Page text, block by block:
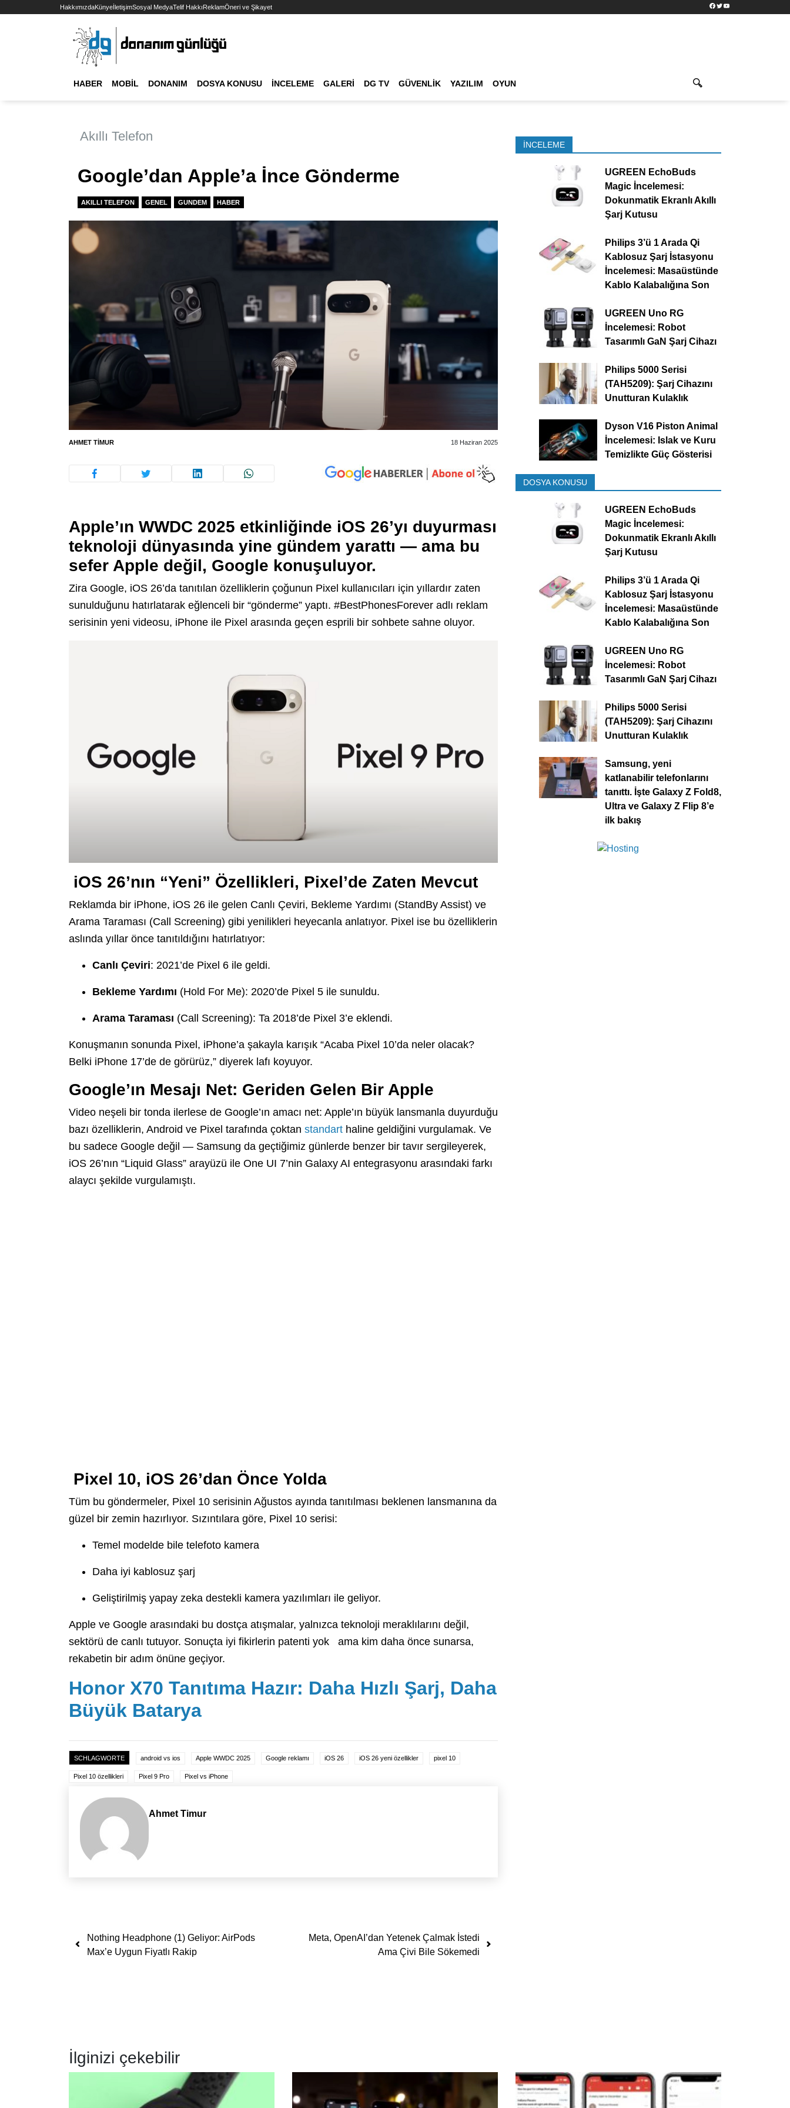
HakkımızdaKünyeİletişimSosyal MedyaTelif HakkıReklamÖneri ve Şikayet Facebook
TwitterYouTube
HABER MOBIL DONANIM DOSYA KONUSU İNCELEME GALERI DG TV GÜVENLIK YAZILIM OYUN
Akıllı Telefon
Google’dan Apple’a İnce Gönderme
AKILLI TELEFON GENEL GUNDEM HABER
AHMET TIMUR 18 Haziran 2025
Apple’ın WWDC 2025 etkinliğinde iOS 26’yı duyurması
teknoloji dünyasında yine gündem yarattı — ama bu
sefer Apple değil, Google konuşuluyor.
Zira Google, iOS 26’da tanıtılan özelliklerin çoğunun Pixel kullanıcıları için yıllardır zaten
sunulduğunu hatırlatarak eğlenceli bir “gönderme” yaptı. #BestPhonesForever adlı reklam
serisinin yeni videosu, iPhone ile Pixel arasında geçen esprili bir sohbete sahne oluyor.
iOS 26’nın “Yeni” Özellikleri, Pixel’de Zaten Mevcut
Reklamda bir iPhone, iOS 26 ile gelen Canlı Çeviri, Bekleme Yardımı (StandBy Assist) ve
Arama Taraması (Call Screening) gibi yenilikleri heyecanla anlatıyor. Pixel ise bu özelliklerin
aslında yıllar önce tanıtıldığını hatırlatıyor:
Canlı Çeviri: 2021’de Pixel 6 ile geldi.
Bekleme Yardımı (Hold For Me): 2020’de Pixel 5 ile sunuldu.
Arama Taraması (Call Screening): Ta 2018’de Pixel 3’e eklendi.
Konuşmanın sonunda Pixel, iPhone’a şakayla karışık “Acaba Pixel 10’da neler olacak?
Belki iPhone 17’de de görürüz,” diyerek lafı koyuyor.
Google’ın Mesajı Net: Geriden Gelen Bir Apple
Video neşeli bir tonda ilerlese de Google’ın amacı net: Apple’ın büyük lansmanla duyurduğu
bazı özelliklerin, Android ve Pixel tarafında çoktan standart haline geldiğini vurgulamak. Ve
bu sadece Google değil — Samsung da geçtiğimiz günlerde benzer bir tavır sergileyerek,
iOS 26’nın “Liquid Glass” arayüzü ile One UI 7’nin Galaxy AI entegrasyonu arasındaki farkı
alaycı şekilde vurgulamıştı.
Pixel 10, iOS 26’dan Önce Yolda
Tüm bu göndermeler, Pixel 10 serisinin Ağustos ayında tanıtılması beklenen lansmanına da
güzel bir zemin hazırlıyor. Sızıntılara göre, Pixel 10 serisi:
Temel modelde bile telefoto kamera
Daha iyi kablosuz şarj
Geliştirilmiş yapay zeka destekli kamera yazılımları ile geliyor.
Apple ve Google arasındaki bu dostça atışmalar, yalnızca teknoloji meraklılarını değil,
sektörü de canlı tutuyor. Sonuçta iyi fikirlerin patenti yok ama kim daha önce sunarsa,
rekabetin bir adım önüne geçiyor.
Honor X70 Tanıtıma Hazır: Daha Hızlı Şarj, Daha
Büyük Batarya
SCHLAGWORTE android vs ios Apple WWDC 2025 Google reklamı iOS 26 iOS 26 yeni özellikler pixel 10
Pixel 10 özellikleri Pixel 9 Pro Pixel vs iPhone
Ahmet Timur
Yazı dolaşımı
Nothing Headphone (1) Geliyor: AirPods
Max’e Uygun Fiyatlı Rakip
Meta, OpenAI’dan Yetenek Çalmak İstedi
Ama Çivi Bile Sökemedi
İNCELEME
UGREEN EchoBuds
Magic İncelemesi:
Dokunmatik Ekranlı Akıllı
Şarj Kutusu
Philips 3’ü 1 Arada Qi
Kablosuz Şarj İstasyonu
İncelemesi: Masaüstünde
Kablo Kalabalığına Son
UGREEN Uno RG
İncelemesi: Robot
Tasarımlı GaN Şarj Cihazı
Philips 5000 Serisi
(TAH5209): Şarj Cihazını
Unutturan Kulaklık
Dyson V16 Piston Animal
İncelemesi: Islak ve Kuru
Temizlikte Güç Gösterisi
DOSYA KONUSU
UGREEN EchoBuds
Magic İncelemesi:
Dokunmatik Ekranlı Akıllı
Şarj Kutusu
Philips 3’ü 1 Arada Qi
Kablosuz Şarj İstasyonu
İncelemesi: Masaüstünde
Kablo Kalabalığına Son
UGREEN Uno RG
İncelemesi: Robot
Tasarımlı GaN Şarj Cihazı
Philips 5000 Serisi
(TAH5209): Şarj Cihazını
Unutturan Kulaklık
Samsung, yeni
katlanabilir telefonlarını
tanıttı. İşte Galaxy Z Fold8,
Ultra ve Galaxy Z Flip 8’e
ilk bakış
İlginizi çekebilir